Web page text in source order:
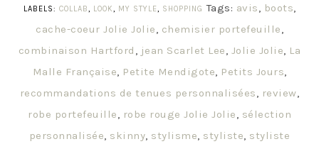
LABELS: COLLAB LOOK MY STYLE SHOPPING Tags: avis boots
cache-coeur Jolie Jolie
chemisier portefeuille
combinaison Hartford
jean Scarlet Lee Jolie Jolie
La
Malle Française
Petite Mendigote Petits Jours
recommandations de tenues personnalisées
review
robe portefeuille
robe rouge Jolie Jolie
sélection
personnalisée skinny stylisme styliste styliste